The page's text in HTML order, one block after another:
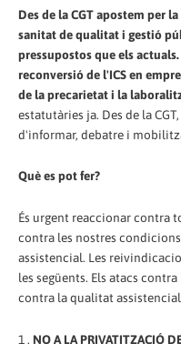
Des de la CGT apostem per
sanitat de qualitat i gestió
pressupostos que els
reconversió de l'ICS en
de la precarietat i la
estatutàries ja. Des de la
d'informar, debatre i
Què es pot fer?
És urgent reaccionar contra
contra les nostres
assistencial. Les
les següents. Els atacs
contra la qualitat
1 . NO A LA PRIVATITZACIÓ